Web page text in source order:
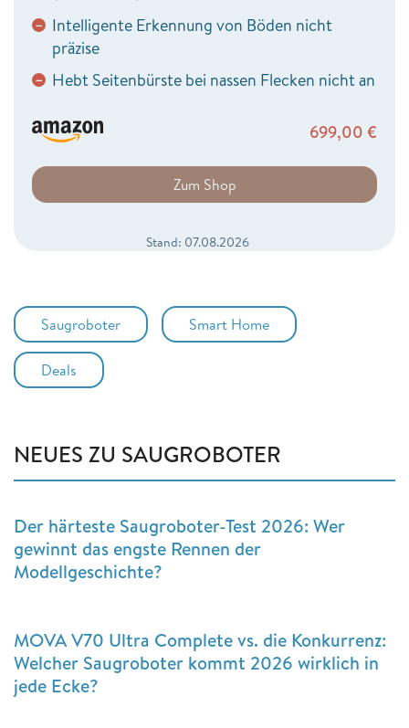
− Intelligente Erkennung von Böden nicht
präzise
− Hebt Seitenbürste bei nassen Flecken nicht an
699,00 €
Zum Shop
Stand: 07.08.2026
Saugroboter Smart Home
Deals
NEUES ZU SAUGROBOTER
Der härteste Saugroboter-Test 2026: Wer
gewinnt das engste Rennen der
Modellgeschichte?
MOVA V70 Ultra Complete vs. die Konkurrenz:
Welcher Saugroboter kommt 2026 wirklich in
jede Ecke?